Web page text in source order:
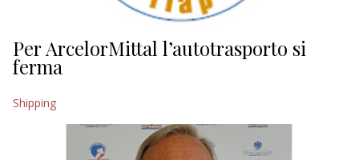
Per ArcelorMittal l’autotrasporto si
ferma
Shipping